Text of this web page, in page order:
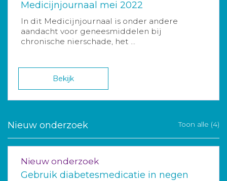
Medicijnjournaal mei 2022
In dit Medicijnjournaal is onder andere
aandacht voor geneesmiddelen bij
chronische nierschade, het ...
Bekijk
Nieuw onderzoek Toon alle (4)
Nieuw onderzoek
Gebruik diabetesmedicatie in negen